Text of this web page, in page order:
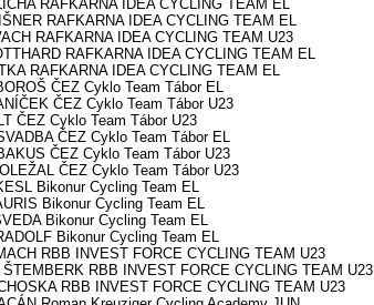
RAFKARNA IDEA CYCLING TEAM EL
RAFKARNA IDEA CYCLING TEAM EL
RAFKARNA IDEA CYCLING TEAM U23
RAFKARNA IDEA CYCLING TEAM EL
RAFKARNA IDEA CYCLING TEAM EL
ČEZ Cyklo Team Tábor EL
ČEZ Cyklo Team Tábor U23
ČEZ Cyklo Team Tábor U23
ČEZ Cyklo Team Tábor EL
ČEZ Cyklo Team Tábor U23
ČEZ Cyklo Team Tábor U23
Bikonur Cycling Team EL
Bikonur Cycling Team EL
Bikonur Cycling Team EL
Bikonur Cycling Team EL
RBB INVEST FORCE CYCLING TEAM U23
RBB INVEST FORCE CYCLING TEAM U23
RBB INVEST FORCE CYCLING TEAM U23